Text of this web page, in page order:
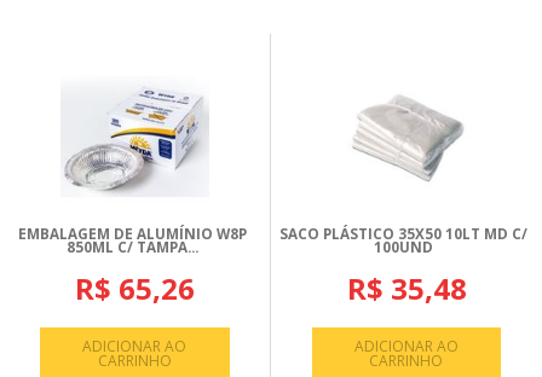
EMBALAGEM DE ALUMÍNIO W8P
850ML C/ TAMPA...
R$ 65,26
ADICIONAR AO
CARRINHO
SACO PLÁSTICO 35X50 10LT MD C/
100UND
R$ 35,48
ADICIONAR AO
CARRINHO